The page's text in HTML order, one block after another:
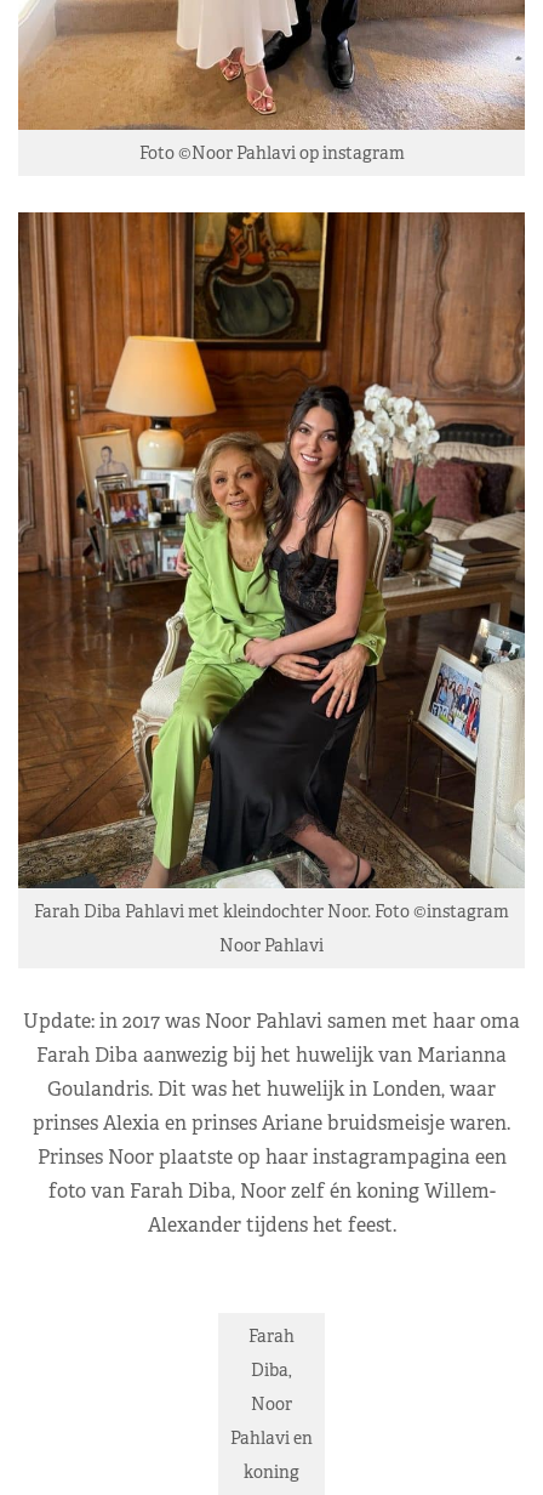
Foto ©Noor Pahlavi op instagram
Farah Diba Pahlavi met kleindochter Noor. Foto ©instagram
Noor Pahlavi
Update: in 2017 was Noor Pahlavi samen met haar oma
Farah Diba aanwezig bij het huwelijk van Marianna
Goulandris. Dit was het huwelijk in Londen, waar
prinses Alexia en prinses Ariane bruidsmeisje waren.
Prinses Noor plaatste op haar instagrampagina een
foto van Farah Diba, Noor zelf én koning Willem-
Alexander tijdens het feest.
Farah
Diba,
Noor
Pahlavi en
koning